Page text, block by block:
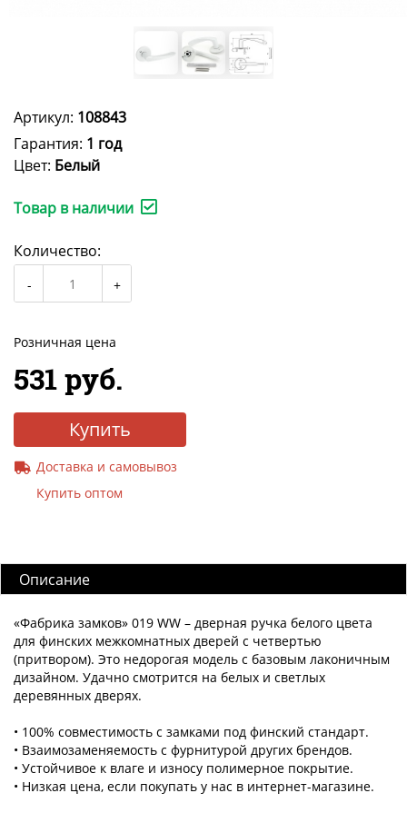
Артикул: 108843
Гарантия: 1 год
Цвет: Белый
Товар в наличии
Количество:
Розничная цена
531 руб.
Купить
Доставка и самовывоз
Купить оптом
Описание
«Фабрика замков» 019 WW – дверная ручка белого цвета
для финских межкомнатных дверей с четвертью
(притвором). Это недорогая модель с базовым лаконичным
дизайном. Удачно смотрится на белых и светлых
деревянных дверях.
• 100% совместимость с замками под финский стандарт.
• Взаимозаменяемость с фурнитурой других брендов.
• Устойчивое к влаге и износу полимерное покрытие.
• Низкая цена, если покупать у нас в интернет-магазине.